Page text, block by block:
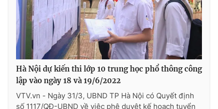
® Cấm sao chép dưới mọi hình thức nếu không có sự chấp
thuận bằng văn bản. Ghi rõ nguồn VTV.vn khi phát hành lại
thông tin từ website này.
Hà Nội dự kiến thi lớp 10 trung học phổ thông công
lập vào ngày 18 và 19/6/2022
VTV.vn - Ngày 31/3, UBND TP Hà Nội có Quyết định
số 1117/QĐ-UBND về việc phê duyệt kế hoạch tuyển